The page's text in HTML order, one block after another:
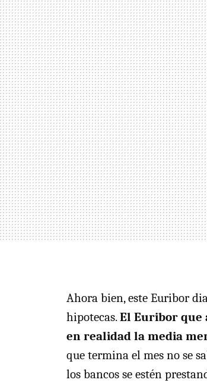
Ahora bien, este Euribor
hipotecas.El Euribor que
en realidad la media
que termina el mes no se
los bancos se estén